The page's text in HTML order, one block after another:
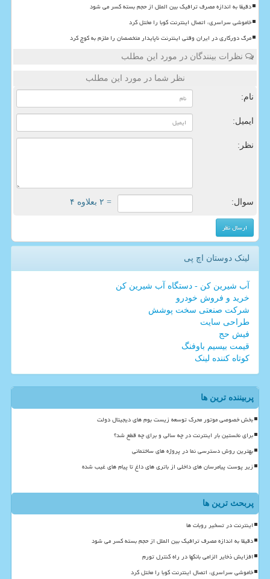
دقیقا به اندازه مصرف ترافیک بین الملل از حجم بسته کسر می شود
خاموشی سراسری، اتصال اینترنت کوبا را مختل کرد
مرگ دورکاری در ایران وقتی اینترنت ناپایدار متخصصان را ملزم به کوچ کرد
نظرات بینندگان در مورد این مطلب
نظر شما در مورد این مطلب
نام:
ایمیل:
نظر:
سوال: = ۲ بعلاوه ۴
لینک دوستان اچ پی
آب شیرین کن - دستگاه آب شیرین کن
خرید و فروش خودرو
شرکت صنعتی سخت پوشش
طراحی سایت
فیش حج
قیمت بیسیم باوفنگ
کوتاه کننده لینک
پربیننده ترین ها
بخش خصوصی موتور محرک توسعه زیست بوم های دیجیتال دولت
برای نخستین بار اینترنت در چه سالی و برای چه قطع شد؟
بهترین روش دسترسی نما در پروژه های ساختمانی
زیر پوست پیامرسان های داخلی از باتری های داغ تا پیام های غیب شده
پربحث ترین ها
اینترنت در تسخیر روبات ها
دقیقا به اندازه مصرف ترافیک بین الملل از حجم بسته کسر می شود
افزایش ذخایر الزامی بانکها در راه کنترل تورم
خاموشی سراسری، اتصال اینترنت کوبا را مختل کرد